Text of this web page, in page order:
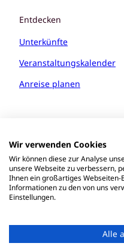
Entdecken
Unterkünfte
Veranstaltungskalender
Anreise planen
Wir verwenden Cookies
Wir können diese zur Analyse
unsere Webseite zu verbessern,
Ihnen ein großartiges Webseiten-
Informationen zu den von uns
Einstellungen.
Alle